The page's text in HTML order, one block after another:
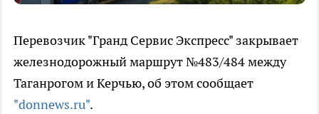
Перевозчик "Гранд Сервис Экспресс" закрывает
железнодорожный маршрут №483/484 между
Таганрогом и Керчью, об этом сообщает
"donnews.ru".